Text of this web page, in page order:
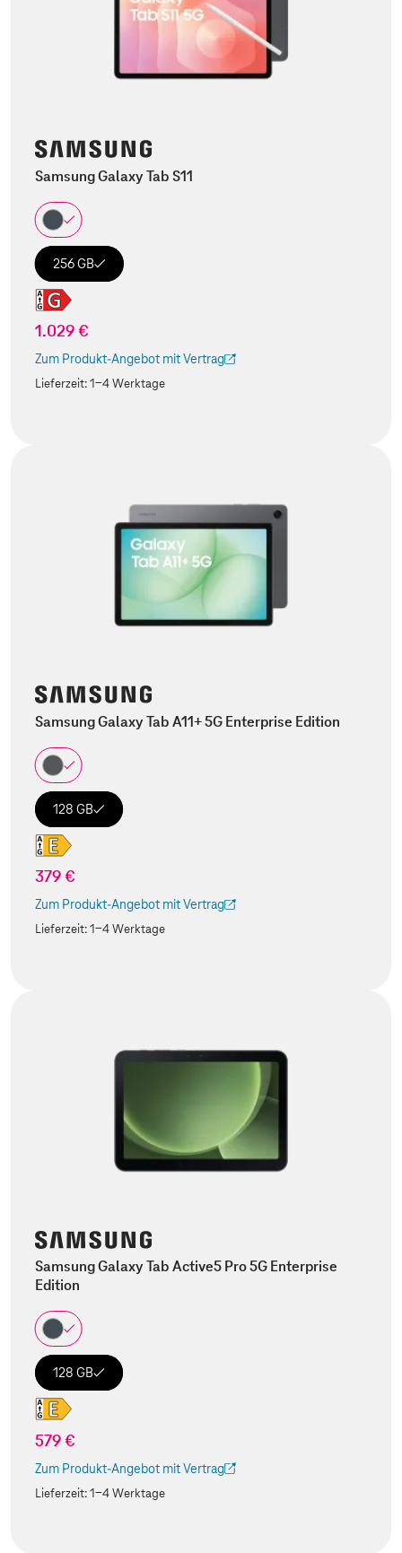
Samsung Galaxy Tab S11
256 GB
1.029 €
Zum Produkt-Angebot mit Vertrag
(Der Link wird in einem neuen Tab geöffnet)
Lieferzeit:1-4 Werktage
Samsung Galaxy Tab A11+ 5G Enterprise Edition
128 GB
379 €
Zum Produkt-Angebot mit Vertrag
(Der Link wird in einem neuen Tab geöffnet)
Lieferzeit:1-4 Werktage
Samsung Galaxy Tab Active5 Pro 5G Enterprise
Edition
128 GB
579 €
Zum Produkt-Angebot mit Vertrag
(Der Link wird in einem neuen Tab geöffnet)
Lieferzeit:1-4 Werktage